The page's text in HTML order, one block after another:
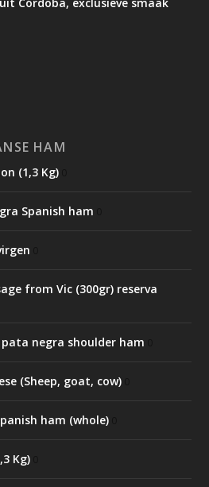
HAM
(1,3 Kg)
Spanish ham
from Vic (300gr) reserva
negra shoulder ham
(Sheep, goat, cow)
ham (whole)
Kg)